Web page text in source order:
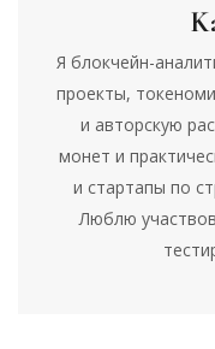
Я блокчейн-
проекты,
и авторскую
монет и
и стартапы по
Люблю